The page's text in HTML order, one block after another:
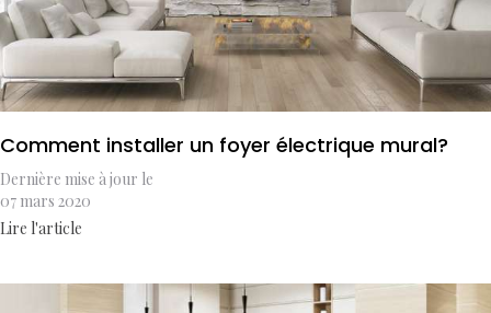
Comment installer un foyer électrique mural?
Dernière mise à jour le
07 mars 2020
Lire l'article